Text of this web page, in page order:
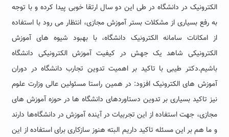
الکترونیک در دانشگاه در طی این دو سال ارتقا خوبی پیدا کرده و با توجه
به رفع بسیاری از مشکلات بستر آموزش مجازی، انتظار می رود با استفاده
از امکانات سامانه الکترونیک دانشگاه، با بهبود شیوه های آموزش
الکترونیکی شاهد یک جهش در کیفیت آموزش الکترونیکی دانشگاه
باشیم.دکتر طیبی با تاکید بر اهمیت تدوین تجارب دانشگاه در دوران
آموزش های الکترونیک افزود: در همین راستا مسئولین عالی وزارت علوم
نیز تاکید بسیاری بر تدوین دستاوردهای دانشگاه ها در حوزه آموزش های
مجازی، جهت استفاده از این تجربیات در آینده آموزش در دانشگاه‌ها دارند
و ما هم بر این مسئله تاکید داریم البته هنوز سازکاری برای استفاده از این